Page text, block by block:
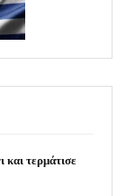
τερμάτισε